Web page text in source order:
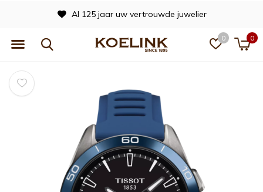
0 0
Al 125 jaar uw vertrouwde juwelier